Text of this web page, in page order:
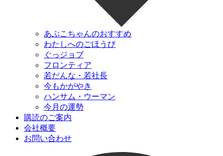
あぶこちゃんのおすすめ
わたしへのごほうび
ぐっジョブ
フロンティア
若だんな・若社長
今もかがやき
ハンサム・ウーマン
今月の運勢
購読のご案内
会社概要
お問い合わせ